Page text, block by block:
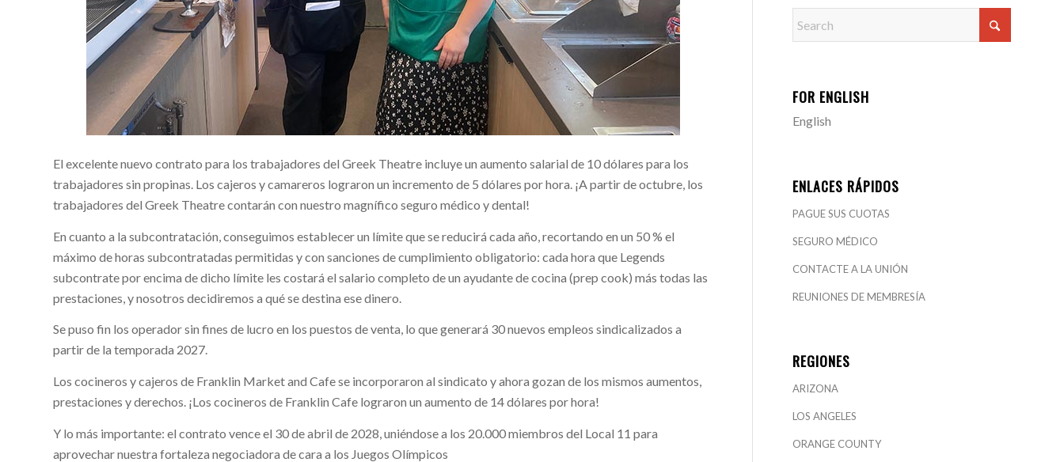
El excelente nuevo contrato para los trabajadores del Greek Theatre incluye un aumento salarial de 10 dólares para los
trabajadores sin propinas. Los cajeros y camareros lograron un incremento de 5 dólares por hora. ¡A partir de octubre, los
trabajadores del Greek Theatre contarán con nuestro magnífico seguro médico y dental!
En cuanto a la subcontratación, conseguimos establecer un límite que se reducirá cada año, recortando en un 50 % el
máximo de horas subcontratadas permitidas y con sanciones de cumplimiento obligatorio: cada hora que Legends
subcontrate por encima de dicho límite les costará el salario completo de un ayudante de cocina (prep cook) más todas las
prestaciones, y nosotros decidiremos a qué se destina ese dinero.
Se puso fin los operador sin fines de lucro en los puestos de venta, lo que generará 30 nuevos empleos sindicalizados a
partir de la temporada 2027.
Los cocineros y cajeros de Franklin Market and Cafe se incorporaron al sindicato y ahora gozan de los mismos aumentos,
prestaciones y derechos. ¡Los cocineros de Franklin Cafe lograron un aumento de 14 dólares por hora!
Y lo más importante: el contrato vence el 30 de abril de 2028, uniéndose a los 20.000 miembros del Local 11 para
aprovechar nuestra fortaleza negociadora de cara a los Juegos Olímpicos
FOR ENGLISH
English
ENLACES RÁPIDOS
PAGUE SUS CUOTAS
SEGURO MÉDICO
CONTACTE A LA UNIÓN
REUNIONES DE MEMBRESÍA
REGIONES
ARIZONA
LOS ANGELES
ORANGE COUNTY